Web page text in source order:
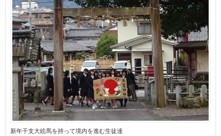
新年干支大絵馬を持って境内を進む生徒達